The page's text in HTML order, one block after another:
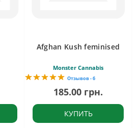
Afghan Kush feminised
Monster Cannabis
Отзывов - 6
185.00 грн.
КУПИТЬ